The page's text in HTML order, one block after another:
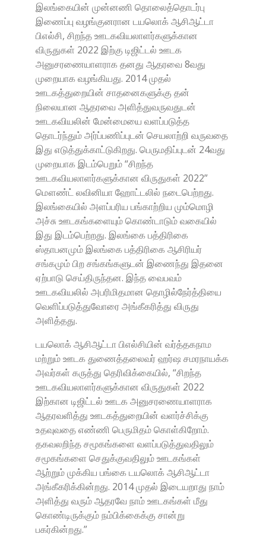
இலங்கையின் முன்னணி தொலைத்தொடர்பு
இணைப்பு வழங்குனரான டயலொக் ஆசிஆட்டா
பிஎல்சி, சிறந்த ஊடகவியலாளர்களுக்கான
விருதுகள் 2022 இற்கு டிஜிட்டல் ஊடக
அனுசரணையாளராக தனது ஆதரவை 8வது
முறையாக வழங்கியது. 2014 முதல்
ஊடகத்துறையின் சாதனைகளுக்கு தன்
நிலையான ஆதரவை அளித்துவருவதுடன்
ஊடகவியலின் மேன்மையை வளப்படுத்த
தொடர்ந்தும் அர்ப்பணிப்புடன் செயலாற்றி வருவதை
இது எடுத்துக்காட்டுகிறது. பெருமதிப்புடன் 24வது
முறையாக இடம்பெறும் “சிறந்த
ஊடகவியலாளர்களுக்கான விருதுகள் 2022”
மௌண்ட் லவினியா ஹோட்டலில் நடைபெற்றது.
இலங்கையில் அளப்பரிய பங்காற்றிய மும்மொழி
அச்சு ஊடகங்களையும் கொண்டாடும் வகையில்
இது இடம்பெற்றது. இலங்கை பத்திரிகை
ஸ்தாபனமும் இலங்கை பத்திரிகை ஆசிரியர்
சங்கமும் பிற சங்கங்களுடன் இணைந்து இதனை
ஏற்பாடு செய்திருந்தன. இந்த வைபவம்
ஊடகவியலில் அபரிமிதமான தொழில்நேர்த்தியை
வெளிப்படுத்துவோரை அங்கீகரித்து விருது
அளித்தது.
டயலொக் ஆசிஆட்டா பிஎல்சியின் வர்த்தகநாம
மற்றும் ஊடக துணைத்தலைவர் ஹர்ஷ சமரநாயக்க
அவர்கள் கருத்து தெரிவிக்கையில், “சிறந்த
ஊடகவியலாளர்களுக்கான விருதுகள் 2022
இற்கான டிஜிட்டல் ஊடக அனுசரணையாளராக
ஆதரவளித்து ஊடகத்துறையின் வளர்ச்சிக்கு
உதவுவதை எண்ணி பெருமிதம் கொள்கிறோம்.
தகவலறிந்த சமூகங்களை வளப்படுத்துவதிலும்
சமூகங்களை செதுக்குவதிலும் ஊடகங்கள்
ஆற்றும் முக்கிய பங்கை டயலொக் ஆசிஆட்டா
அங்கீகரிக்கின்றது. 2014 முதல் இடையறாது நாம்
அளித்து வரும் ஆதரவே நாம் ஊடகங்கள் மீது
கொண்டிருக்கும் நம்பிக்கைக்கு சான்று
பகர்கின்றது.”